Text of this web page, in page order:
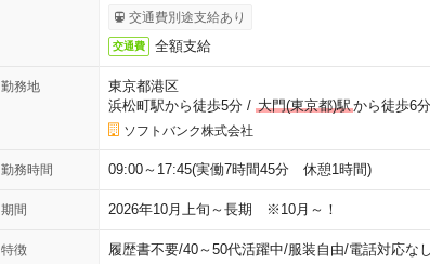
交通費別途支給あり
交通費 全額支給
勤務地
東京都港区
浜松町駅から徒歩5分/ 大門(東京都)駅から徒歩6分
ソフトバンク株式会社
勤務時間 09:00～17:45(実働7時間45分 休憩1時間)
期間 2026年10月上旬～長期 ※10月～！
特徴 履歴書不要/40～50代活躍中/服装自由/電話対応なし